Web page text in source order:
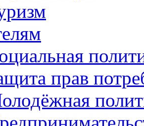
прав